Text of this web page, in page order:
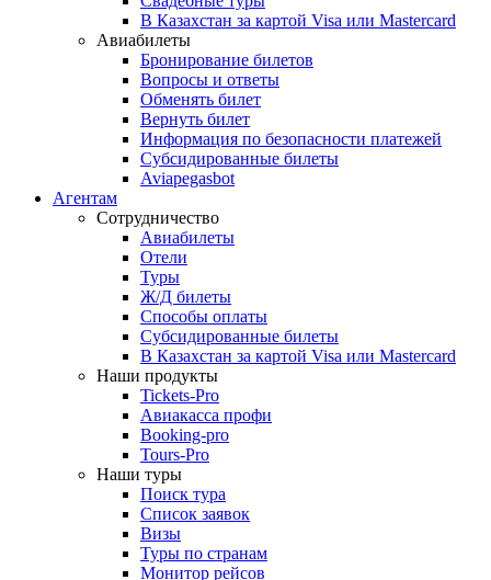
В Казахстан за картой Visa или Masterсard
Авиабилеты
Бронирование билетов
Вопросы и ответы
Обменять билет
Вернуть билет
Информация по безопасности платежей
Субсидированные билеты
Aviapegasbot
Агентам
Сотрудничество
Авиабилеты
Отели
Туры
Ж/Д билеты
Способы оплаты
Субсидированные билеты
В Казахстан за картой Visa или Masterсard
Наши продукты
Tickets-Pro
Авиакасса профи
Booking-pro
Tours-Pro
Наши туры
Поиск тура
Список заявок
Визы
Туры по странам
Монитор рейсов